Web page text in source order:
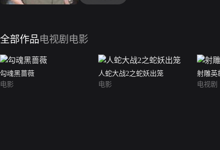
全部作品电视剧 电影
勾魂黑蔷薇
电影
人蛇大战2之蛇妖出笼
电影
射雕英
电视剧